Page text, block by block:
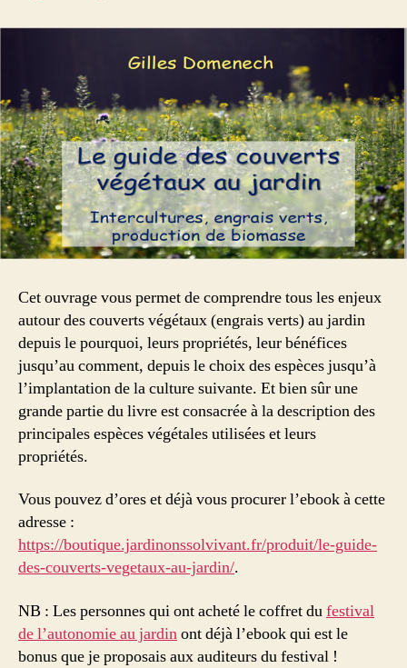
végétaux
jardin »
!
Cet ouvrage vous permet de comprendre tous les enjeux
autour des couverts végétaux (engrais verts) au jardin
depuis le pourquoi, leurs propriétés, leur bénéfices
jusqu’au comment, depuis le choix des espèces jusqu’à
l’implantation de la culture suivante. Et bien sûr une
grande partie du livre est consacrée à la description des
principales espèces végétales utilisées et leurs
propriétés.
Vous pouvez d’ores et déjà vous procurer l’ebook à cette
adresse :
https://boutique.jardinonssolvivant.fr/produit/le-guide-
des-couverts-vegetaux-au-jardin/.
NB : Les personnes qui ont acheté le coffret dufestival
de l’autonomie au jardinont déjà l’ebook qui est le
bonus que je proposais aux auditeurs du festival !